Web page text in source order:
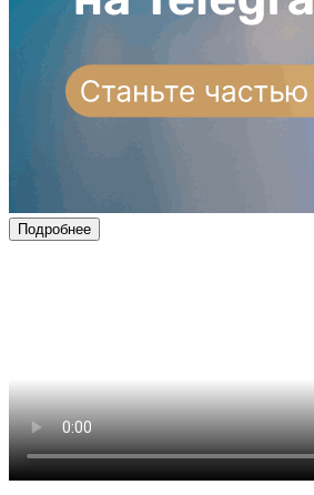
Подробнее